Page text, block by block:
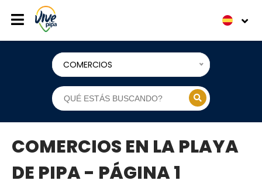
COMERCIOS
COMERCIOS EN LA PLAYA
DE PIPA - PÁGINA 1